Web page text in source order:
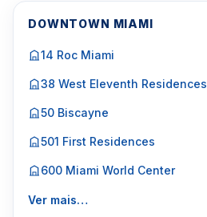
DOWNTOWN MIAMI
14 Roc Miami
38 West Eleventh Residences
50 Biscayne
501 First Residences
600 Miami World Center
Ver mais…